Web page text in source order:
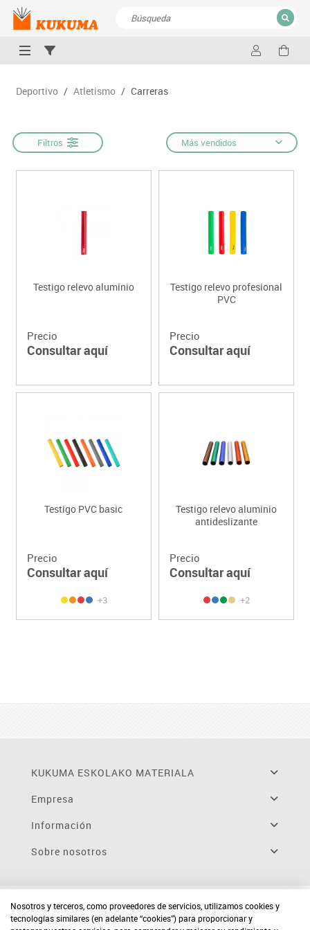
CERRAR
Deportivo / Atletismo / Carreras
Filtros Más vendidos
Testigo relevo aluminio
Precio
Consultar aquí
Testigo relevo profesional
PVC
Precio
Consultar aquí
Testigo PVC basic
Precio
Consultar aquí
+3
Testigo relevo aluminio
antideslizante
Precio
Consultar aquí
+2
KUKUMA ESKOLAKO MATERIALA
Empresa
Información
Sobre nosotros
Nosotros y terceros, como proveedores de servicios, utilizamos cookies y
tecnologías similares (en adelante “cookies”) para proporcionar y